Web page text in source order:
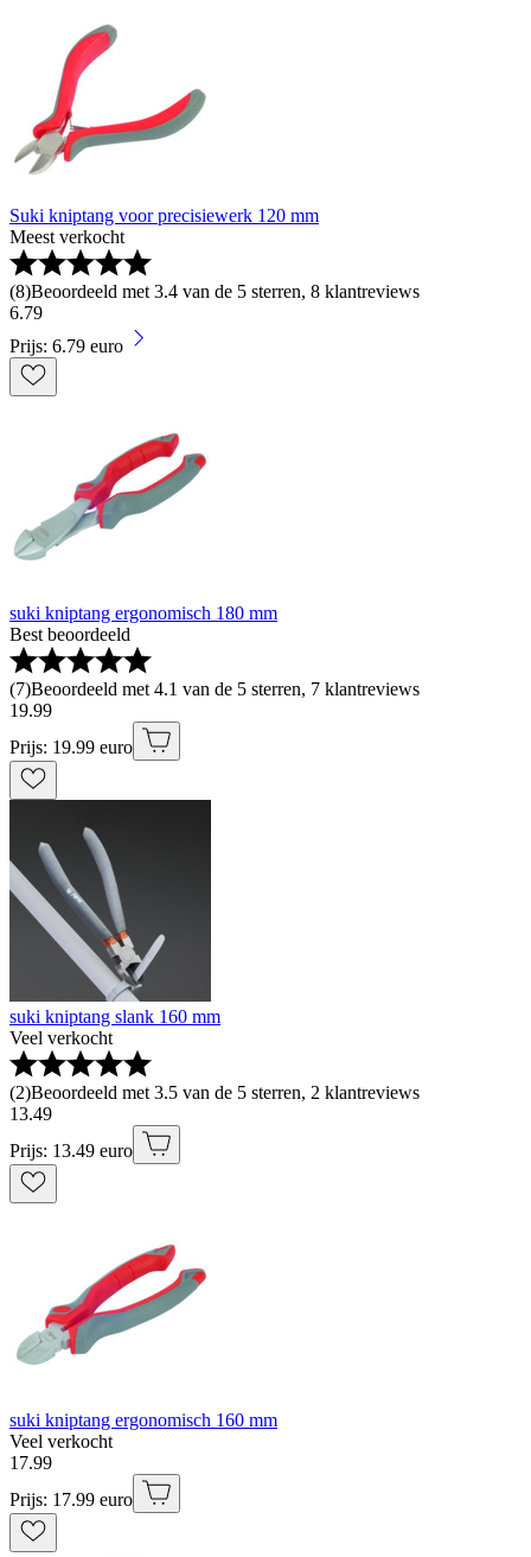
Suki kniptang voor precisiewerk 120 mm
Meest verkocht
(8)Beoordeeld met 3.4 van de 5 sterren, 8 klantreviews
6.79
Prijs: 6.79 euro
suki kniptang ergonomisch 180 mm
Best beoordeeld
(7)Beoordeeld met 4.1 van de 5 sterren, 7 klantreviews
19.99
Prijs: 19.99 euro
suki kniptang slank 160 mm
Veel verkocht
(2)Beoordeeld met 3.5 van de 5 sterren, 2 klantreviews
13.49
Prijs: 13.49 euro
suki kniptang ergonomisch 160 mm
Veel verkocht
17.99
Prijs: 17.99 euro